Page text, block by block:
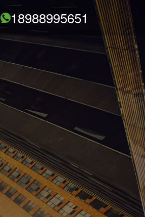
18988995651